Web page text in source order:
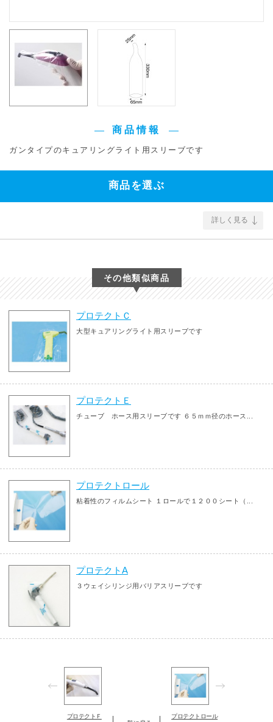
商品情報
ガンタイプのキュアリングライト用スリーブです
商品を選ぶ
詳しく見る
その他類似商品
プロテクトＣ
大型キュアリングライト用スリーブです
プロテクトＥ
チューブ ホース用スリーブです ６５ｍｍ径のホース...
プロテクトロール
粘着性のフィルムシート １ロールで１２００シート（...
プロテクトA
３ウェイシリンジ用バリアスリーブです
プロテクトＦ
プロテクトロール